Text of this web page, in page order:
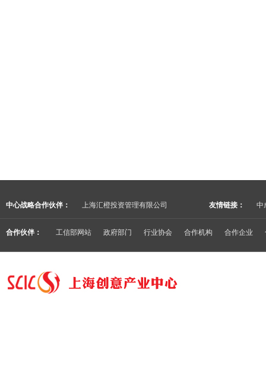
中心战略合作伙伴： 上海汇橙投资管理有限公司 友情链接： 中
合作伙伴： 工信部网站 政府部门 行业协会 合作机构 合作企业